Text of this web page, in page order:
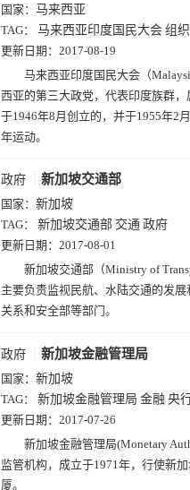
国家： 马来西亚
TAG： 马来西亚印度国民大会 组织
更新日期： 2017-08-19
马来西亚印度国民大会（
西亚的第三大政党，代表印度族群，
于1946年8月创立的，并于1955年
年运动。
政府 新加坡交通部
国家： 新加坡
TAG： 新加坡交通部 交通 政府
更新日期： 2017-08-01
新加坡交通部（Ministry of
主要负责监视民航、水陆交通的发
关系和安全部等部门。
政府 新加坡金融管理局
国家： 新加坡
TAG： 新加坡金融管理局 金融 央
更新日期： 2017-07-26
新加坡金融管理局(Monetary
监管机构，成立于1971年，行使新
厦。